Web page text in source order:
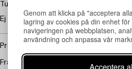
Genom att klicka på "acceptera
lagring av cookies på din enhet
navigeringen på webbplatsen,
användning och anpassa vår
Tusch och gouache on silk. Ram 87 x
Ej examinerad ur ram. Smärre veck,
Proveniens
Frank Bensow (1883-1969).